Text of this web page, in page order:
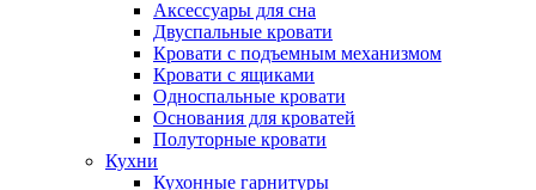
Аксессуары для сна
Двуспальные кровати
Кровати с подъемным механизмом
Кровати с ящиками
Односпальные кровати
Основания для кроватей
Полуторные кровати
Кухни
Кухонные гарнитуры